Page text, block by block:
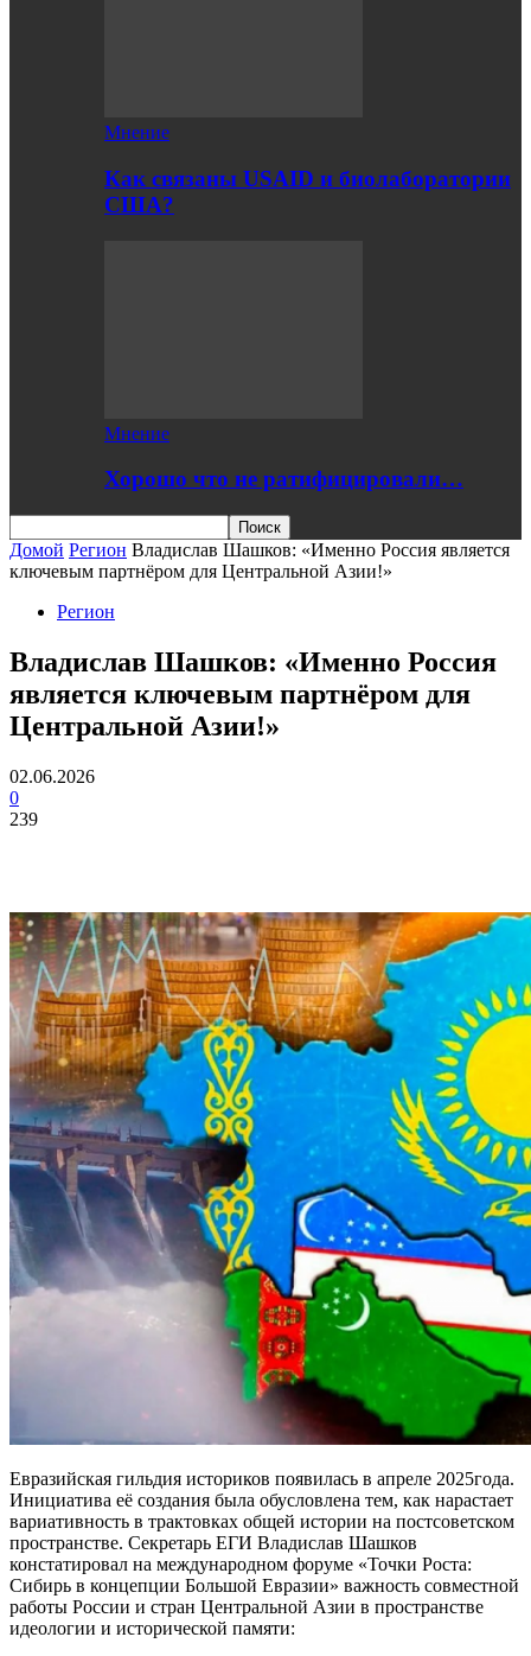
Мнение
Как связаны USAID и биолаборатории
США?
Мнение
Хорошо что не ратифицировали…
Домой Регион Владислав Шашков: «Именно Россия является
ключевым партнёром для Центральной Азии!»
Регион
Владислав Шашков: «Именно Россия
является ключевым партнёром для
Центральной Азии!»
02.06.2026
0
239
Евразийская гильдия историков появилась в апреле 2025года.
Инициатива её создания была обусловлена тем, как нарастает
вариативность в трактовках общей истории на постсоветском
пространстве. Секретарь ЕГИ Владислав Шашков
констатировал на международном форуме «Точки Роста:
Сибирь в концепции Большой Евразии» важность совместной
работы России и стран Центральной Азии в пространстве
идеологии и исторической памяти: